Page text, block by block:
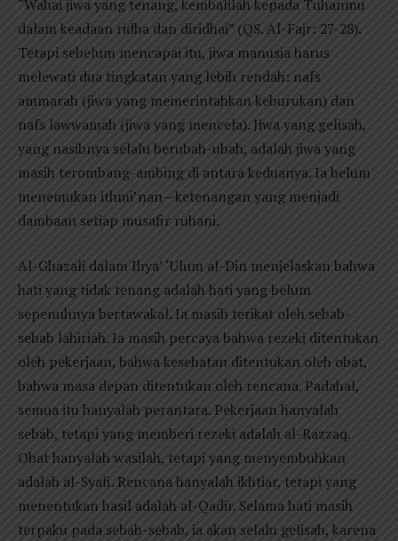
“Wahai jiwa yang tenang, kembalilah kepada Tuhanmu
dalam keadaan ridha dan diridhai” (QS. Al-Fajr: 27-28).
Tetapi sebelum mencapai itu, jiwa manusia harus
melewati dua tingkatan yang lebih rendah: nafs
ammarah (jiwa yang memerintahkan keburukan) dan
nafs lawwamah (jiwa yang mencela). Jiwa yang gelisah,
yang nasibnya selalu berubah-ubah, adalah jiwa yang
masih terombang-ambing di antara keduanya. Ia belum
menemukan ithmi’nan—ketenangan yang menjadi
dambaan setiap musafir ruhani.
Al-Ghazali dalam Ihya’ ‘Ulum al-Din menjelaskan bahwa
hati yang tidak tenang adalah hati yang belum
sepenuhnya bertawakal. Ia masih terikat oleh sebab-
sebab lahiriah. Ia masih percaya bahwa rezeki ditentukan
oleh pekerjaan, bahwa kesehatan ditentukan oleh obat,
bahwa masa depan ditentukan oleh rencana. Padahal,
semua itu hanyalah perantara. Pekerjaan hanyalah
sebab, tetapi yang memberi rezeki adalah al-Razzaq.
Obat hanyalah wasilah, tetapi yang menyembuhkan
adalah al-Syafi. Rencana hanyalah ikhtiar, tetapi yang
menentukan hasil adalah al-Qadir. Selama hati masih
terpaku pada sebab-sebab, ia akan selalu gelisah, karena